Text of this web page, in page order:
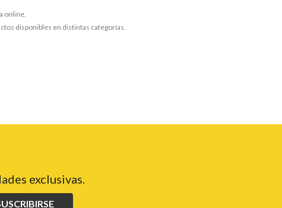
online.
disponibles en distintas categorías.
exclusivas.